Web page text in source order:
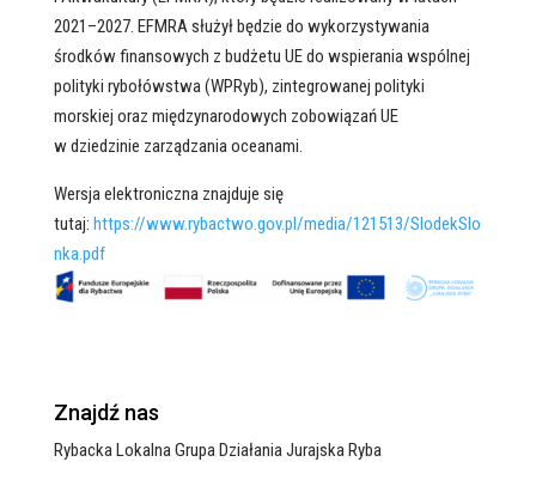
2021–2027. EFMRA służył będzie do wykorzystywania
środków finansowych z budżetu UE do wspierania wspólnej
polityki rybołówstwa (WPRyb), zintegrowanej polityki
morskiej oraz międzynarodowych zobowiązań UE
w dziedzinie zarządzania oceanami.
Wersja elektroniczna znajduje się
tutaj: https://www.rybactwo.gov.pl/media/121513/SlodekSlo
nka.pdf
Znajdź nas
Rybacka Lokalna Grupa Działania Jurajska Ryba